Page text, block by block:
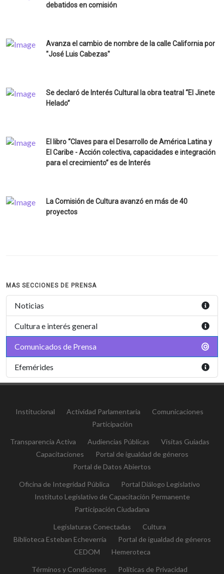
debatidos en comisión
Avanza el cambio de nombre de la calle California por
"José Luis Cabezas"
Se declaró de Interés Cultural la obra teatral “El Jinete
Helado”
El libro “Claves para el Desarrollo de América Latina y
El Caribe - Acción colectiva, capacidades e integración
para el crecimiento” es de Interés
La Comisión de Cultura avanzó en más de 40
proyectos
MAS SECCIONES DE PRENSA
Noticias
Cultura e interés general
Comunicados de Prensa
Efemérides
Institucional Actividad Parlamentaria
Comunicaciones
Participación
Transparencia Activa Audiencias Públicas
Visitas Guiadas
Capacitaciones
Portal de igualdad de géneros
Portal de Datos Abiertos
Oficina de Integridad Pública
Portal Diálogo Legislativo
Instituto Legislativo de Capacitación Permanente
Participación Ciudadana
Legislaturas Conectadas
Cultura
Biblioteca Esteban Echeverría
Portal de igualdad de géneros
CEDOM
Hemeroteca
Términos y Condiciones Políticas de Privacidad